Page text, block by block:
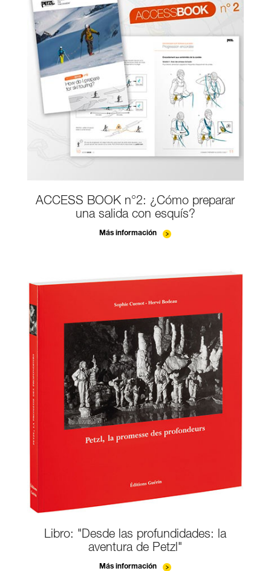
ACCESS BOOK n°2: ¿Cómo preparar
una salida con esquís?
Más información
Libro: "Desde las profundidades: la
aventura de Petzl"
Más información